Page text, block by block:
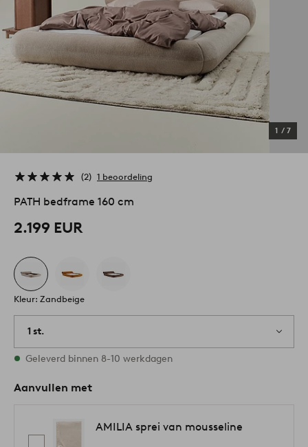
1 / 7
2 1 beoordeling
PATH bedframe 160 cm
2.199 EUR
Kleur: Zandbeige
1 st.
Op voorraad
Geleverd binnen 8-10 werkdagen
Aanvullen met
AMILIA sprei van mousseline